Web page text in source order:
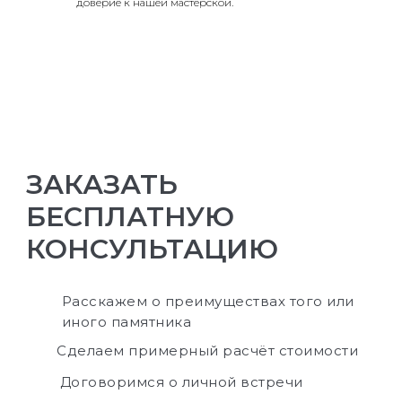
ЗАКАЗАТЬ
БЕСПЛАТНУЮ
КОНСУЛЬТАЦИЮ
Расскажем о преимуществах того или
иного памятника
Сделаем примерный расчёт стоимости
Договоримся о личной встречи